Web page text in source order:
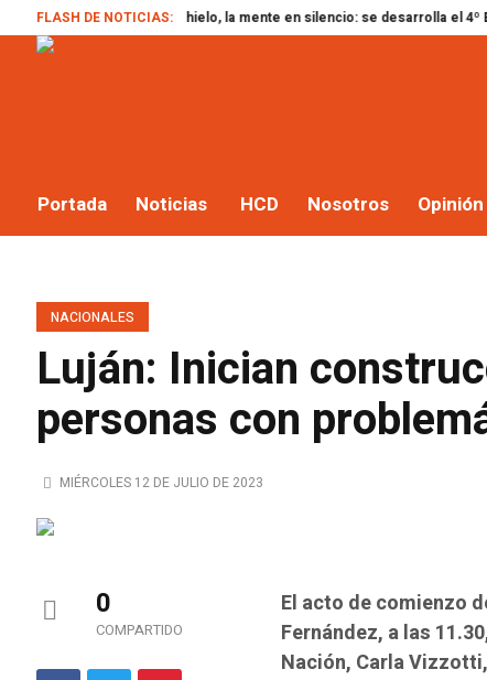
FLASH DE NOTICIAS:
cuerpo en el hielo, la mente en silencio: se desarrolla el 4º Encuentro
Portada Noticias HCD Nosotros
NACIONALES
Luján: Inician
personas con
MIÉRCOLES 12 DE JULIO DE 2023
0
COMPARTIDO
El acto de comienzo
Fernández, a las
Nación, Carla